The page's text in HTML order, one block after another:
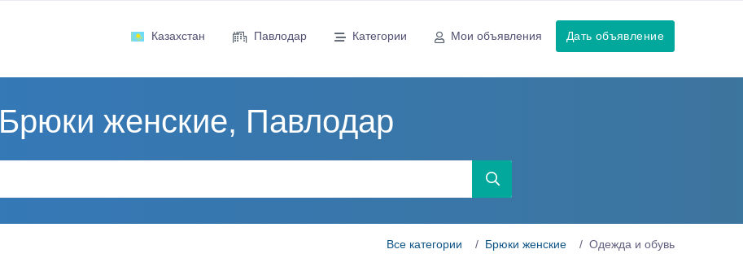
Казахстан Павлодар Категории Мои объявления Дать объявление
Брюки женские, Павлодар
Все категории Брюки женские Одежда и обувь